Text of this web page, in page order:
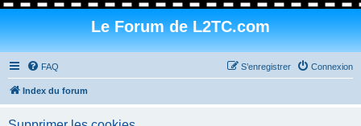
Le Forum de L2TC.com
FAQ Connexion
S’enregistrer
Index du forum